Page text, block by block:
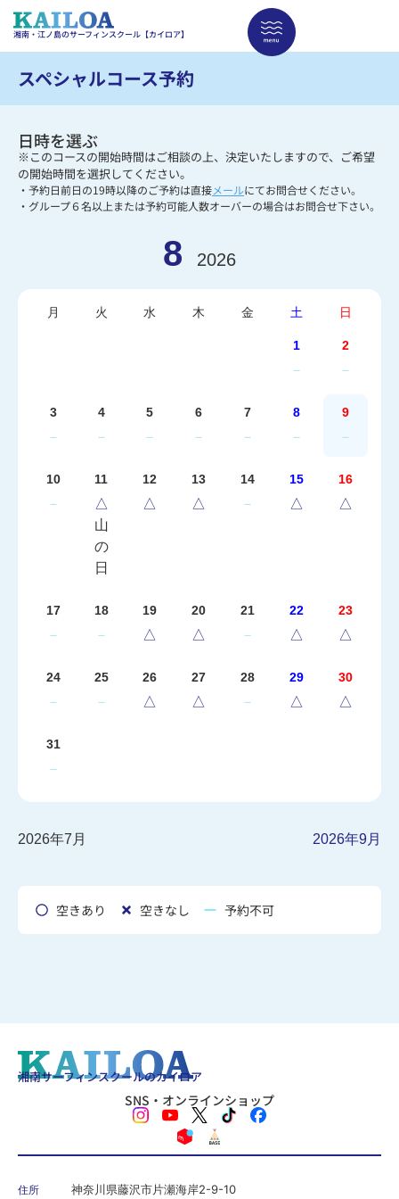
湘南・江ノ島のサーフィンスクール【カイロア】
スペシャルコース予約
日時を選ぶ
※このコースの開始時間はご相談の上、決定いたしますので、ご希望
の開始時間を選択してください。
・予約日前日の19時以降のご予約は直接メールにてお問合せください。
・グループ６名以上または予約可能人数オーバーの場合はお問合せ下さい。
8 2026
月 火 水 木 金 土 日
1
－
2
－
3
－
4
－
5
－
6
－
7
－
8
－
9
－
10
－
11
△
山
の
日
12
△
13
△
14
－
15
△
16
△
17
－
18
－
19
△
20
△
21
－
22
△
23
△
24
－
25
－
26
△
27
△
28
－
29
△
30
△
31
－
2026年7月 2026年9月
空きあり 空きなし 予約不可
湘南サーフィンスクールのカイロア
SNS・オンラインショップ
住所 神奈川県藤沢市片瀬海岸2-9-10